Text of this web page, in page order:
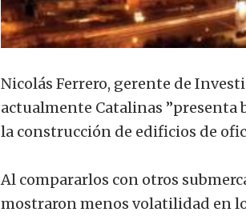
Nicolás Ferrero, gerente de
actualmente Catalinas ”presenta
la construcción de edificios de
Al compararlos con otros
mostraron menos volatilidad en